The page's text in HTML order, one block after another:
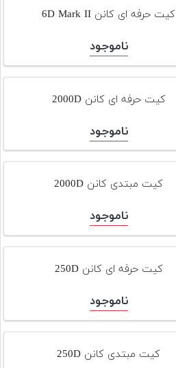
کیت حرفه ای کانن 6D Mark II
ناموجود
کیت حرفه ای کانن 2000D
ناموجود
کیت مبتدی کانن 2000D
ناموجود
کیت حرفه ای کانن 250D
ناموجود
کیت مبتدی کانن 250D